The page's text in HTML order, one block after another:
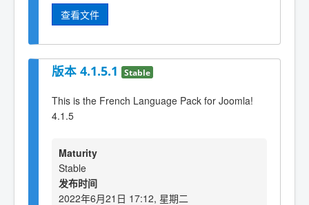
查看文件
版本 4.1.5.1 Stable
This is the French Language Pack for Joomla!
4.1.5
Maturity
Stable
发布时间
2022年6月21日 17:12, 星期二